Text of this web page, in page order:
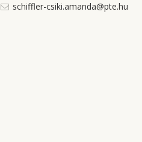
schiffler-csiki.amanda@pte.hu